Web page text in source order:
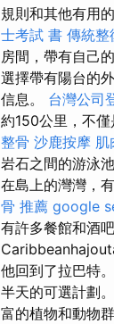
規則和其他有用
士考試 書 傳統整
房間，帶有自己
選擇帶有陽台的
信息。 台灣公司
約150公里，不
整骨 沙鹿按摩 肌
岩石之間的游泳
在島上的灣灣，
骨 推薦 google
有許多餐館和酒
他回到了拉巴特。
半天的可選計劃。
富的植物和動物群